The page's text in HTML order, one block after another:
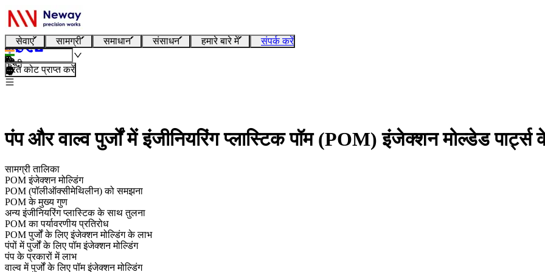
सेवाएं सामग्री समाधान संसाधन हमारे बारे में संपर्क करें
हिन्दी
तुरंत कोट प्राप्त करें
पंप और वाल्व पुर्जों में इंजीनियरिंग प्लास्टिक पॉम (POM) इंजेक्शन मोल्डेड
सामग्री तालिका
POM इंजेक्शन मोल्डिंग
POM (पॉलीऑक्सीमेथिलीन) को समझना
POM के मुख्य गुण
अन्य इंजीनियरिंग प्लास्टिक के साथ तुलना
POM का पर्यावरणीय प्रतिरोध
POM पुर्जों के लिए इंजेक्शन मोल्डिंग के लाभ
पंपों में पुर्जों के लिए पॉम इंजेक्शन मोल्डिंग
पंप के प्रकारों में लाभ
वाल्व में पुर्जों के लिए पॉम इंजेक्शन मोल्डिंग